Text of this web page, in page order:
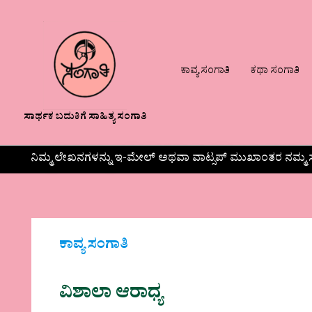
ಸಾರ್ಥಕ ಬದುಕಿಗೆ ಸಾಹಿತ್ಯ ಸಂಗಾತಿ
ಕಾವ್ಯ ಸಂಗಾತಿ ಕಥಾ ಸಂಗಾತಿ
ನಿಮ್ಮ ಲೇಖನಗಳನ್ನು ಇ-ಮೇಲ್ ಅಥವಾ ವಾಟ್ಸಪ್ ಮುಖಾಂತರ
ಕಾವ್ಯ ಸಂಗಾತಿ
ವಿಶಾಲಾ ಆರಾಧ್ಯ